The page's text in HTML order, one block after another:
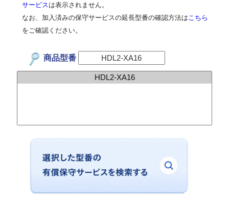
サービス は表示されません。
なお、加入済みの保守サービスの延長型番の確認方法は こちら
をご確認ください。
商品型番